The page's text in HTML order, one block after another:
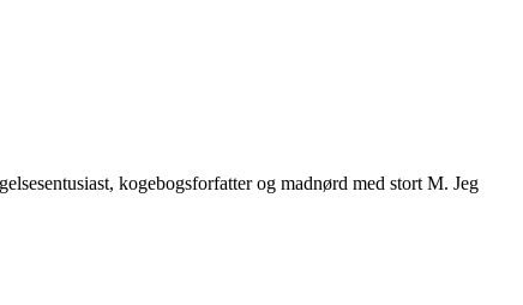
kogebogsforfatter og madnørd med stort M. Jeg